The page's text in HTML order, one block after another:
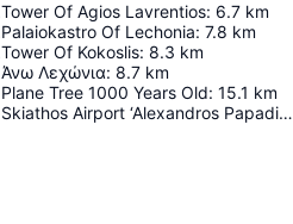
Tower Of Agios Lavrentios: 6.7 km
Palaiokastro Of Lechonia: 7.8 km
Tower Of Kokoslis: 8.3 km
Άνω Λεχώνια: 8.7 km
Plane Tree 1000 Years Old: 15.1 km
Skiathos Airport ‘Alexandros Papadiamantis’